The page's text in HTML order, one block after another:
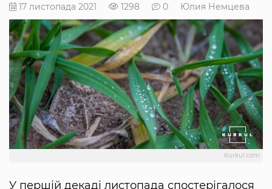
17 листопада 2021 1298 0 Юлия Немцева
Kurkul.com
У першій декаді листопада спостерігалося